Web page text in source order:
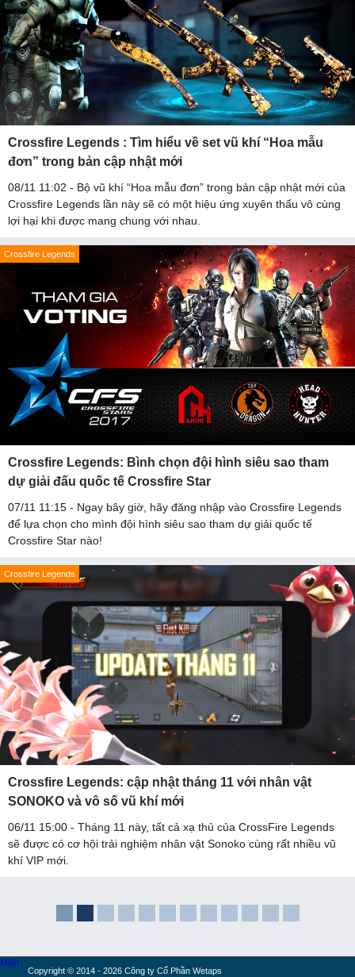
Crossfire Legends : Tìm hiểu về set vũ khí “Hoa mẫu
đơn” trong bản cập nhật mới
08/11 11:02 - Bộ vũ khí “Hoa mẫu đơn” trong bản cập nhật mới của
Crossfire Legends lần này sẽ có một hiệu ứng xuyên thấu vô cùng
lợi hại khi được mang chung với nhau.
Crossfire Legends
Crossfire Legends: Bình chọn đội hình siêu sao tham
dự giải đấu quốc tế Crossfire Star
07/11 11:15 - Ngay bây giờ, hãy đăng nhập vào Crossfire Legends
để lựa chọn cho mình đội hình siêu sao tham dự giải quốc tế
Crossfire Star nào!
Crossfire Legends
Crossfire Legends: cập nhật tháng 11 với nhân vật
SONOKO và vô số vũ khí mới
06/11 15:00 - Tháng 11 này, tất cả xạ thủ của CrossFire Legends
sẽ được có cơ hội trải nghiệm nhân vật Sonoko cùng rất nhiều vũ
khí VIP mới.
Copyright © 2014 - 2026 Công ty Cổ Phần Wetaps
MXH